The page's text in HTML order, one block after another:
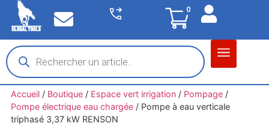
0
Accueil/ Boutique/ Espace vert irrigation/ Pompage/
Pompe électrique eau chargée/ Pompe à eau verticale
triphasé 3,37 kW RENSON